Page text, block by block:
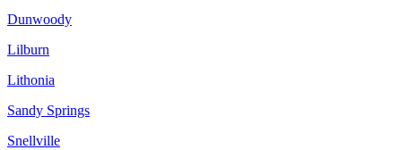
Dunwoody
Lilburn
Lithonia
Sandy Springs
Snellville